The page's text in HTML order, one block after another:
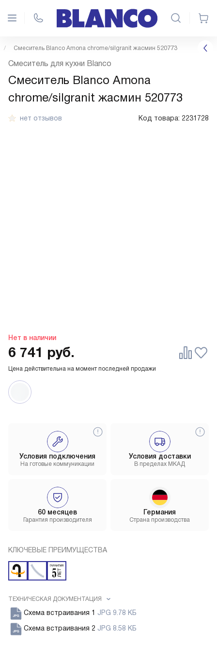
Смеситель Blanco Amona chrome/silgranit жасмин 520773
нет отзывов Код товара: 2231728
Нет в наличии
Смеситель для кухни Blanco
Смеситель Blanco Amona
chrome/silgranit жасмин 520773
Цена действительна на момент последней продажи
6 741 руб.
Условия доставки
В пределах МКАД
60 месяцев
Гарантия производителя
Условия подключения
На готовые коммуникации
Германия
Страна производства
КЛЮЧЕВЫЕ ПРЕИМУЩЕСТВА
ТЕХНИЧЕСКАЯ ДОКУМЕНТАЦИЯ
Схема встраивания 1 JPG 9.78 КБ
Схема встраивания 2 JPG 8.58 КБ